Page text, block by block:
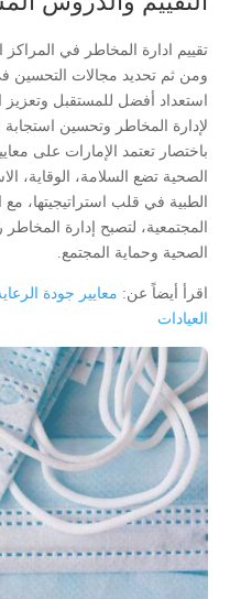
تقييم ادارة المخاطر في
ومن ثم تحديد مجالات
استعداد أفضل للمستقبل وتعزيز
لإدارة المخاطر وتحسين استجابة
باختصار تعتمد الإمارات على
الصحية تضع السلامة، الوقاية،
الطبية في قلب استراتيجيتها، مع
المجتمعية، لتصبح إدارة
الصحية وحماية المجتمع.
اقرأ أيضاً عن: معايير جودة
العيادات